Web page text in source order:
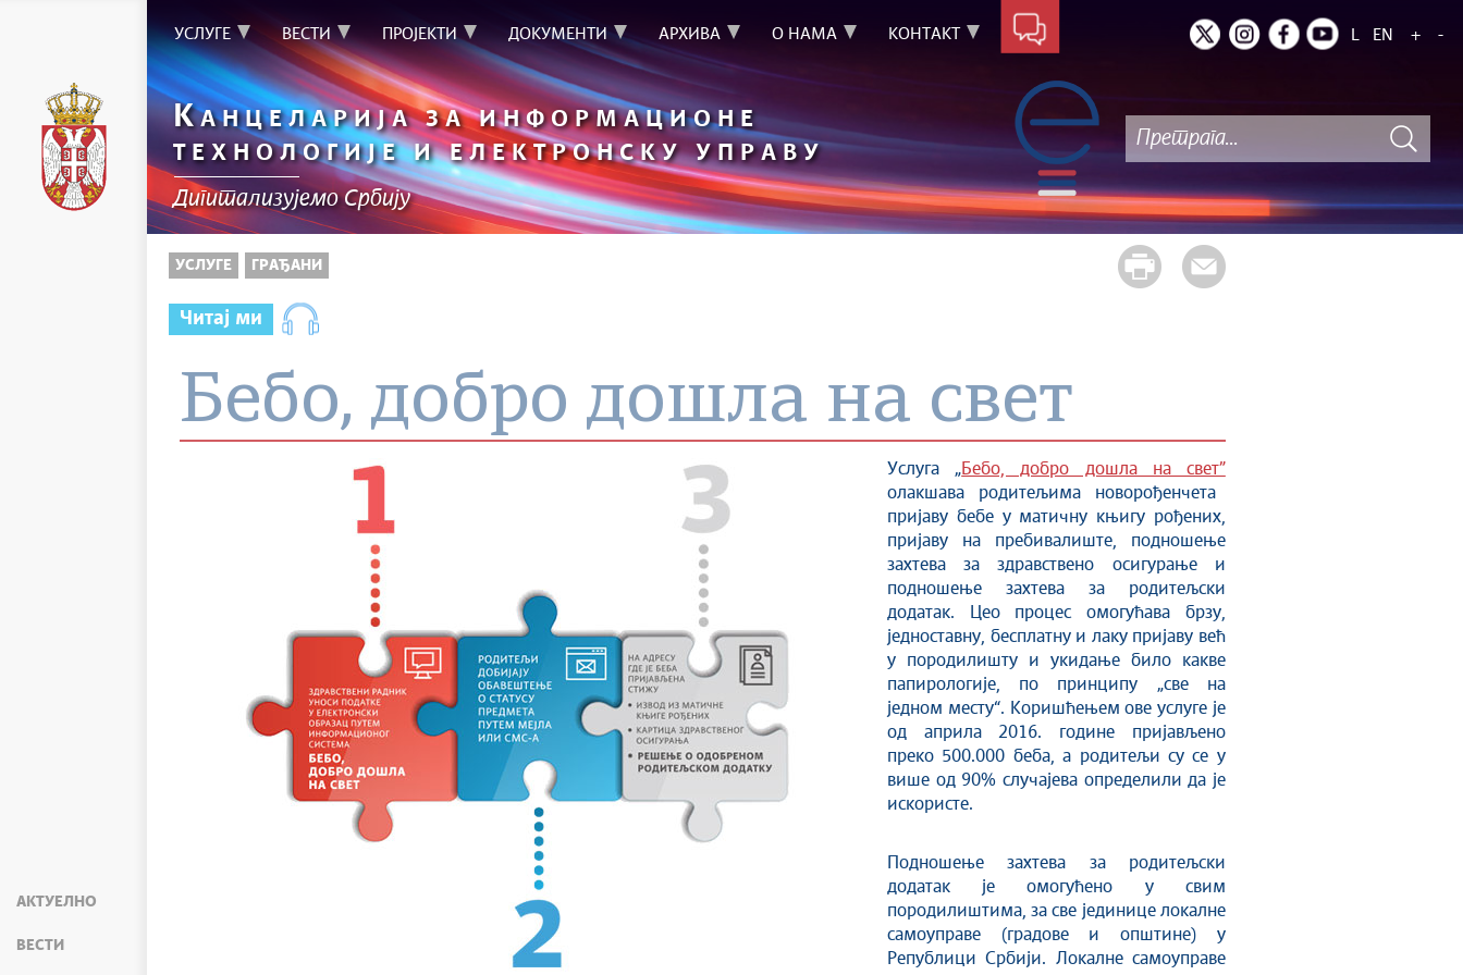
АКТУЕЛНО
ВЕСТИ
УСЛУГЕ ВЕСТИ ПРОЈЕКТИ ДОКУМЕНТИ АРХИВА О НАМА КОНТАКТ L EN + -
КАНЦЕЛАРИЈА ЗА ИНФОРМАЦИОНЕ
ТЕХНОЛОГИЈЕ И ЕЛЕКТРОНСКУ УПРАВУ
Дигитализујемо Србију
УСЛУГЕ ГРАЂАНИ
Читај ми
Бебо, добро дошла на свет
Услуга „ Бебо, добро дошла на свет”
олакшава родитељима новорођенчета
пријаву бебе у матичну књигу рођених,
пријаву на пребивалиште, подношење
захтева за здравствено осигурање и
подношење захтева за родитељски
додатак. Цео процес омогућава брзу,
једноставну, бесплатну и лаку пријаву већ
у породилишту и укидање било какве
папирологије, по принципу „све на
једном месту“. Коришћењем ове услуге је
од априла 2016. године пријављено
преко 500.000 беба, а родитељи су се у
више од 90% случајева определили да је
искористе.
Подношење захтева за родитељски
додатак је омогућено у свим
породилиштима, за све јединице локалне
самоуправе (градове и општине) у
Републици Србији. Локалне самоуправе